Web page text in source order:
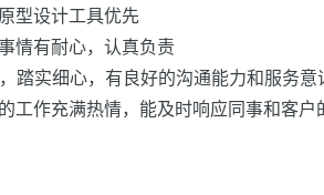
型设计工具优先
情有耐心，认真负责
踏实细心，有良好的沟通能力和服务意
工作充满热情，能及时响应同事和客户